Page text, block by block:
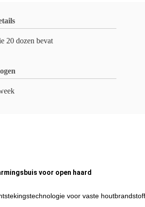
20 dozen bevat
voor open haard
voor vaste